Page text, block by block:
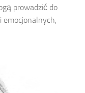
prowadzić do
emocjonalnych,